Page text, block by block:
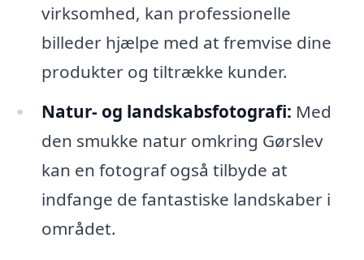
virksomhed, kan professionelle
billeder hjælpe med at fremvise dine
produkter og tiltrække kunder.
Natur- og landskabsfotografi: Med
den smukke natur omkring Gørslev
kan en fotograf også tilbyde at
indfange de fantastiske landskaber i
området.